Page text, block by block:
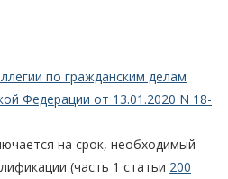
по гражданским делам
Федерации от 13.01.2020 N 18-
на срок, необходимый
(часть 1 статьи 200